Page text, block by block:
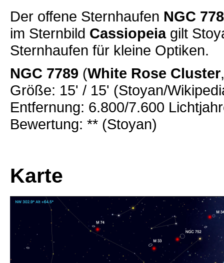
Der offene Sternhaufen NGC
im Sternbild Cassiopeiagilt
Sternhaufen für kleine Optiken.
NGC 7789 (White Rose Cluster
Größe: 15' / 15' (Stoyan/
Entfernung: 6.800/7.600
Bewertung: ** (Stoyan)
Karte